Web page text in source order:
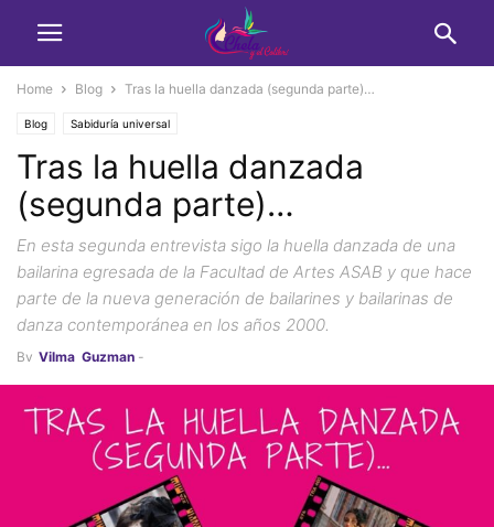
Home Blog Tras la huella danzada (segunda parte)…
Blog Sabiduría universal
Tras la huella danzada
(segunda parte)…
En esta segunda entrevista sigo la huella danzada de una
bailarina egresada de la Facultad de Artes ASAB y que hace
parte de la nueva generación de bailarines y bailarinas de
danza contemporánea en los años 2000.
By Vilma_Guzman -